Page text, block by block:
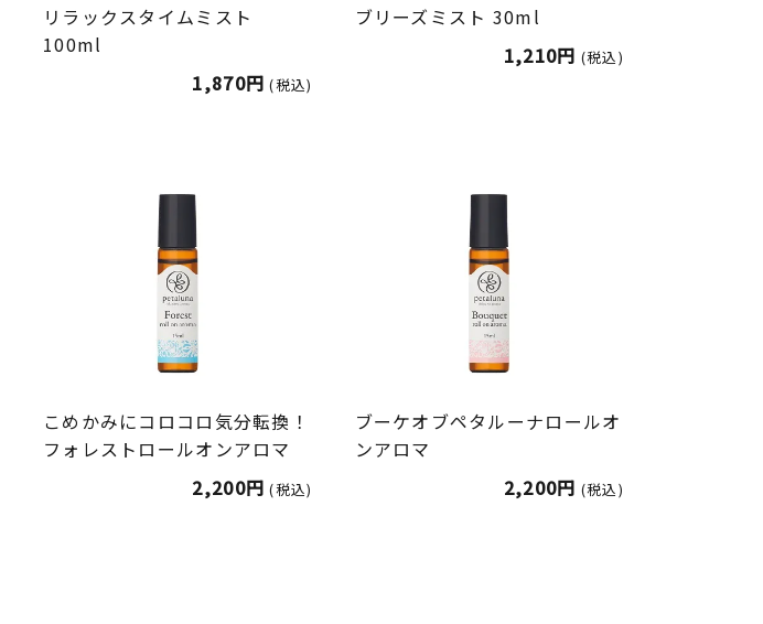
リラックスタイムミスト
100ml
1,870円 (税込)
ブリーズミスト 30ml
1,210円 (税込)
こめかみにコロコロ気分転換！
フォレストロールオンアロマ
2,200円 (税込)
ブーケオブペタルーナロールオ
ンアロマ
2,200円 (税込)